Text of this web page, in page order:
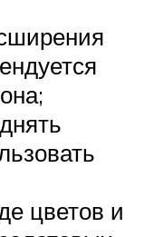
цветов и